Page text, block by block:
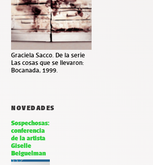
Graciela Sacco. De la serie
Las cosas que se llevaron:
Bocanada, 1999.
NOVEDADES
Sospechosas:
conferencia
de la artista
Giselle
Beiguelman